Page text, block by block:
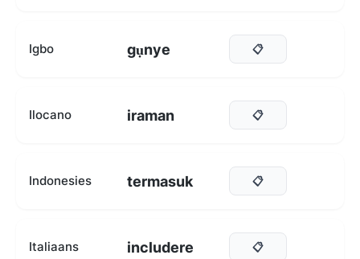
Igbo gụnye 📋
Ilocano iraman 📋
Indonesies termasuk 📋
Italiaans includere 📋